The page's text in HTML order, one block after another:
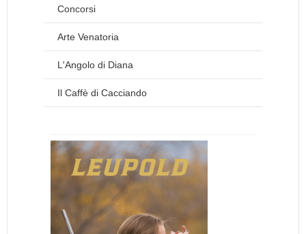
Concorsi
Arte Venatoria
L'Angolo di Diana
Il Caffè di Cacciando